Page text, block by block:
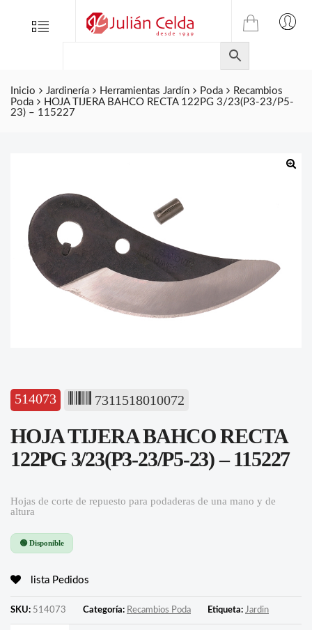
Menu
TIENDA
ONLINE
DE
JULIAN
CELDA
Inicio Jardinería Herramientas Jardín Poda
Recambios
Poda
HOJA TIJERA BAHCO RECTA 122PG 3/23(P3-23/P5-
23) – 115227
514073 7311518010072
HOJA TIJERA BAHCO RECTA
122PG 3/23(P3-23/P5-23) – 115227
Hojas de corte de repuesto para podaderas de una mano y de
altura
🟢 Disponible
lista Pedidos
SKU: 514073 Categoría: Recambios Poda Etiqueta: Jardin
Folletos
Contacto